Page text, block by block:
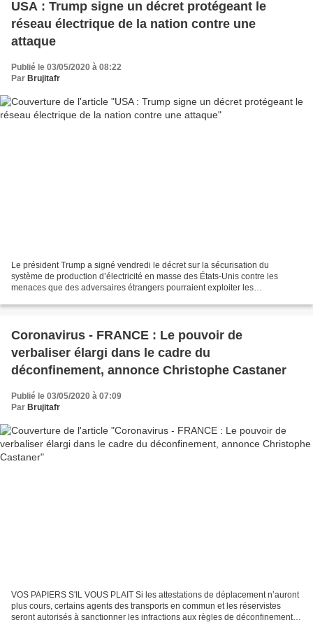
USA : Trump signe un décret protégeant le
réseau électrique de la nation contre une
attaque
Publié le 03/05/2020 à 08:22
Par Brujitafr
Le président Trump a signé vendredi le décret sur la sécurisation du
système de production d’électricité en masse des États-Unis contre les
menaces que des adversaires étrangers pourraient exploiter les
Coronavirus - FRANCE : Le pouvoir de
verbaliser élargi dans le cadre du
déconfinement, annonce Christophe Castaner
Publié le 03/05/2020 à 07:09
Par Brujitafr
VOS PAPIERS S'IL VOUS PLAIT Si les attestations de déplacement n’auront
plus cours, certains agents des transports en commun et les réservistes
seront autorisés à sanctionner les infractions aux règles de déconfinement